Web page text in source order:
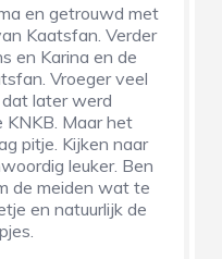
en getrouwd met
Kaatsfan. Verder
en Karina en de
Vroeger veel
later werd
KNKB. Maar het
pitje. Kijken naar
leuker. Ben
de meiden wat te
en natuurlijk de